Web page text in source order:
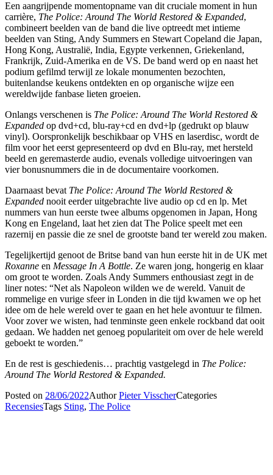
Een aangrijpende momentopname van dit cruciale moment in hun
carrière, The Police: Around The World Restored & Expanded,
combineert beelden van de band die live optreedt met intieme
beelden van Sting, Andy Summers en Stewart Copeland die Japan,
Hong Kong, Australië, India, Egypte verkennen, Griekenland,
Frankrijk, Zuid-Amerika en de VS. De band werd op en naast het
podium gefilmd terwijl ze lokale monumenten bezochten,
buitenlandse keukens ontdekten en op organische wijze een
wereldwijde fanbase lieten groeien.
Onlangs verschenen is The Police: Around The World Restored &
Expanded op dvd+cd, blu-ray+cd en dvd+lp (gedrukt op blauw
vinyl). Oorspronkelijk beschikbaar op VHS en laserdisc, wordt de
film voor het eerst gepresenteerd op dvd en Blu-ray, met hersteld
beeld en geremasterde audio, evenals volledige uitvoeringen van
vier bonusnummers die in de documentaire voorkomen.
Daarnaast bevat The Police: Around The World Restored &
Expanded nooit eerder uitgebrachte live audio op cd en lp. Met
nummers van hun eerste twee albums opgenomen in Japan, Hong
Kong en Engeland, laat het zien dat The Police speelt met een
razernij en passie die ze snel de grootste band ter wereld zou maken.
Tegelijkertijd genoot de Britse band van hun eerste hit in de UK met
Roxanne en Message In A Bottle. Ze waren jong, hongerig en klaar
om groot te worden. Zoals Andy Summers enthousiast zegt in de
liner notes: “Net als Napoleon wilden we de wereld. Vanuit de
rommelige en vurige sfeer in Londen in die tijd kwamen we op het
idee om de hele wereld over te gaan en het hele avontuur te filmen.
Voor zover we wisten, had tenminste geen enkele rockband dat ooit
gedaan. We hadden net genoeg populariteit om over de hele wereld
geboekt te worden.”
En de rest is geschiedenis… prachtig vastgelegd in The Police:
Around The World Restored & Expanded.
Posted on 28/06/2022AuthorPieter VisscherCategories
RecensiesTags Sting, The Police